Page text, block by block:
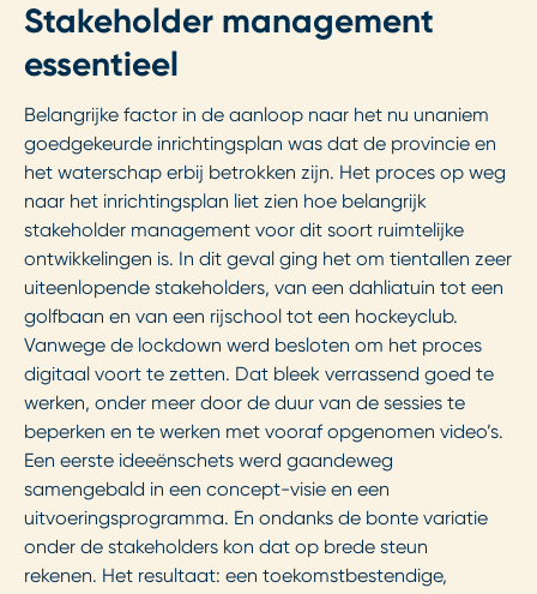
Stakeholder management
essentieel
Belangrijke factor in de aanloop naar het nu unaniem
goedgekeurde inrichtingsplan was dat de provincie en
het waterschap erbij betrokken zijn. Het proces op weg
naar het inrichtingsplan liet zien hoe belangrijk
stakeholder management voor dit soort ruimtelijke
ontwikkelingen is. In dit geval ging het om tientallen zeer
uiteenlopende stakeholders, van een dahliatuin tot een
golfbaan en van een rijschool tot een hockeyclub.
Vanwege de lockdown werd besloten om het proces
digitaal voort te zetten. Dat bleek verrassend goed te
werken, onder meer door de duur van de sessies te
beperken en te werken met vooraf opgenomen video’s.
Een eerste ideeënschets werd gaandeweg
samengebald in een concept-visie en een
uitvoeringsprogramma. En ondanks de bonte variatie
onder de stakeholders kon dat op brede steun
rekenen. Het resultaat: een toekomstbestendige,